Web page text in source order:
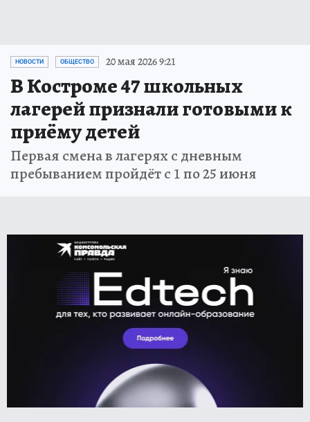
НОВОСТИ ОБЩЕСТВО 20 мая 2026 9:21
В Костроме 47 школьных
лагерей признали готовыми к
приёму детей
Первая смена в лагерях с дневным
пребыванием пройдёт с 1 по 25 июня